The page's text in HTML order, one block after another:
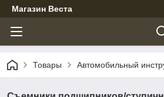
Магазин Веста
Товары Автомобильный